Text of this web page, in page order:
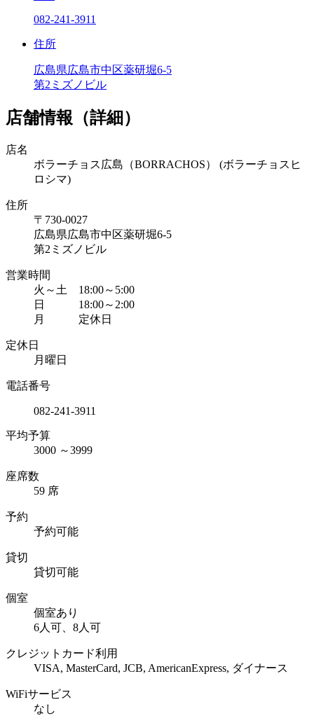
082-241-3911
住所
広島県広島市中区薬研堀6-5
第2ミズノビル
店舗情報（詳細）
店名
ボラーチョス広島（BORRACHOS）
(ボラーチョスヒ
ロシマ)
住所
〒730-0027
広島県広島市中区薬研堀6-5
第2ミズノビル
営業時間
火～土 18:00～5:00
日 18:00～2:00
月 定休日
定休日
月曜日
電話番号
082-241-3911
平均予算
3000 ～3999
座席数
59 席
予約
予約可能
貸切
貸切可能
個室
個室あり
6人可、8人可
クレジットカード利用
VISA, MasterCard, JCB, AmericanExpress, ダイナース
WiFiサービス
なし